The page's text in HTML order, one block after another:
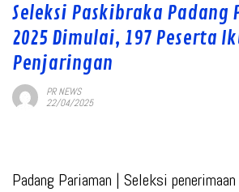
Seleksi Paskibraka Padang
2025 Dimulai, 197 Peserta
Penjaringan
PR NEWS
22/04/2025
Padang Pariaman | Seleksi